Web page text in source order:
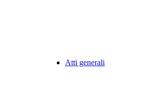
Atti generali